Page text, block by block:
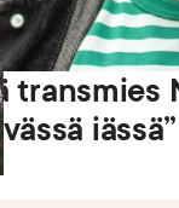
iässä”